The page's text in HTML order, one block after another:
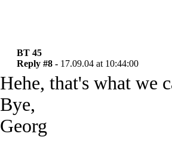
BT 45
Reply #8 - 17.09.04 at 10:44:00
Hehe, that's what we
Bye,
Georg